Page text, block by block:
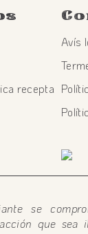
recepta
Avís
se
que sea